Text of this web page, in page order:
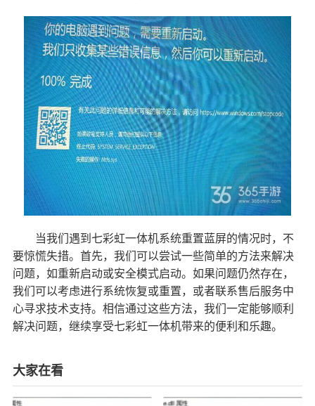
当我们遇到七彩虹一体机系统重置蓝屏的情况时，不
要惊慌失措。首先，我们可以尝试一些简单的方法来解决
问题，如重新启动或安全模式启动。如果问题仍然存在，
我们可以考虑进行系统恢复或重置，或者联系售后服务中
心寻求技术支持。相信通过这些方法，我们一定能够顺利
解决问题，继续享受七彩虹一体机带来的便利和乐趣。
大家在看